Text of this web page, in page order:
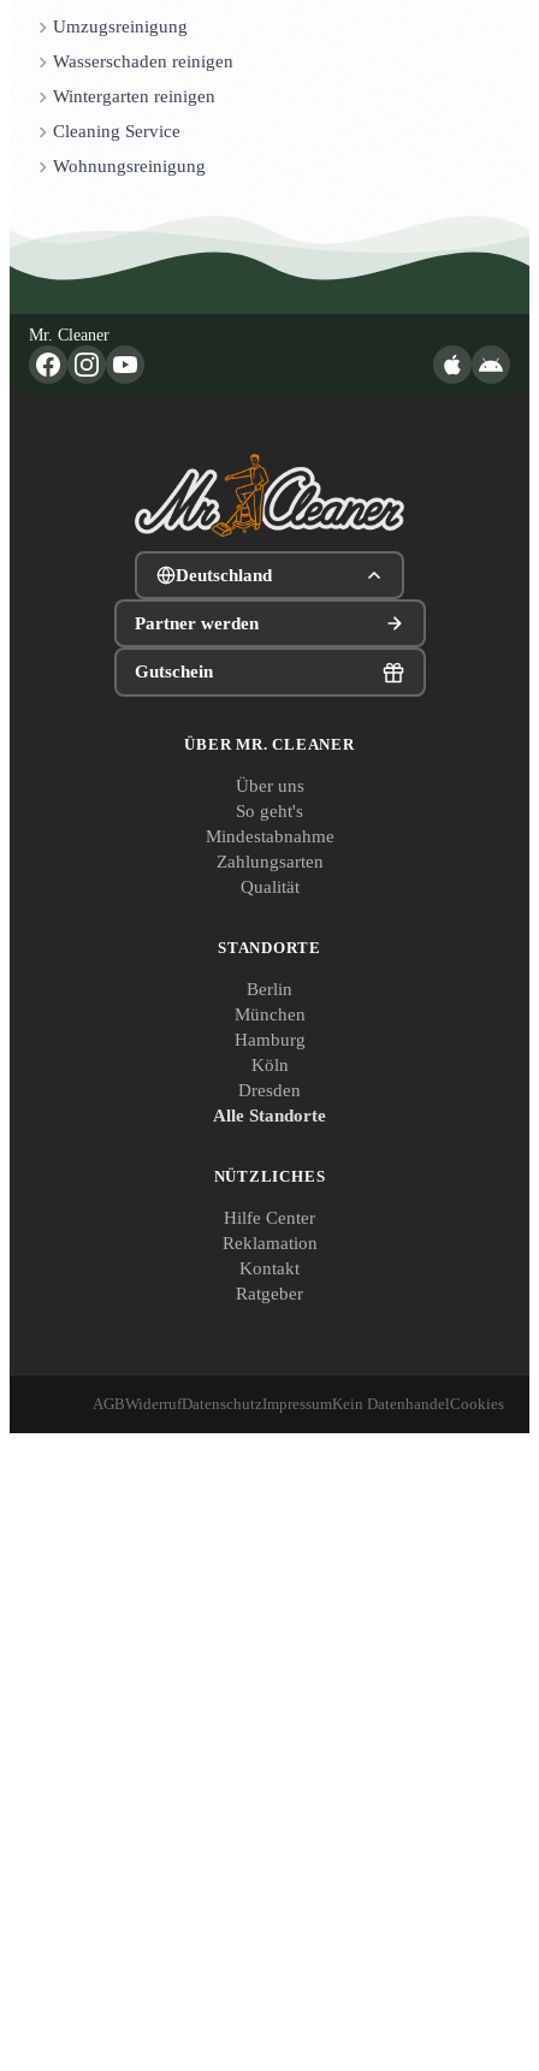
Umzugsreinigung
Wasserschaden reinigen
Wintergarten reinigen
Cleaning Service
Wohnungsreinigung
Mr. Cleaner
Deutschland
Partner werden
Gutschein
ÜBER MR. CLEANER
Über uns
So geht's
Mindestabnahme
Zahlungsarten
Qualität
STANDORTE
Berlin
München
Hamburg
Köln
Dresden
Alle Standorte
NÜTZLICHES
Hilfe Center
Reklamation
Kontakt
Ratgeber
AGBWiderrufDatenschutzImpressumKein DatenhandelCookies